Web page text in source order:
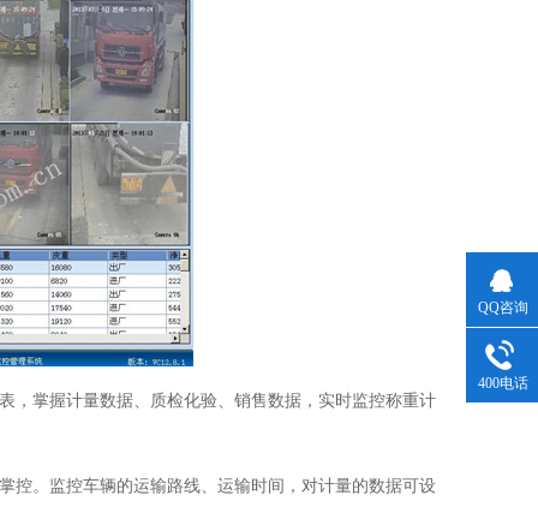
，掌握计量数据、质检化验、销售数据，实时监控称重计
控。监控车辆的运输路线、运输时间，对计量的数据可设
QQ咨询
400电话